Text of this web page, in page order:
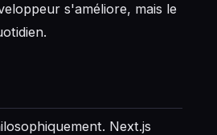
s'améliore, mais le
Next.js